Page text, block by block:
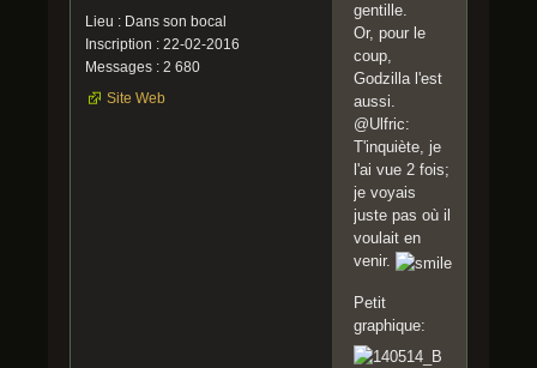
Lieu : Dans son bocal
Inscription : 22-02-2016
Messages : 2 680
Site Web
gentille.
Or, pour le
coup,
Godzilla l'est
aussi.
@Ulfric:
T'inquiète, je
l'ai vue 2 fois;
je voyais
juste pas où il
voulait en
venir.
Petit
graphique: